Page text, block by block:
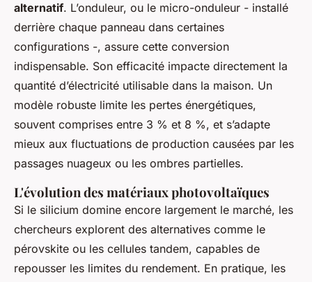
alternatif. L’onduleur, ou le micro-onduleur - installé
derrière chaque panneau dans certaines
configurations -, assure cette conversion
indispensable. Son efficacité impacte directement la
quantité d’électricité utilisable dans la maison. Un
modèle robuste limite les pertes énergétiques,
souvent comprises entre 3 % et 8 %, et s’adapte
mieux aux fluctuations de production causées par les
passages nuageux ou les ombres partielles.
L'évolution des matériaux photovoltaïques
Si le silicium domine encore largement le marché, les
chercheurs explorent des alternatives comme le
pérovskite ou les cellules tandem, capables de
repousser les limites du rendement. En pratique, les